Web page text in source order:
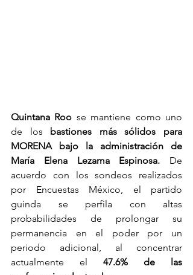
Quintana Roo se mantiene como uno
de los bastiones más sólidos para
MORENA bajo la administración de
María Elena Lezama Espinosa. De
acuerdo con los sondeos realizados
por Encuestas México, el partido
guinda se perfila con altas
probabilidades de prolongar su
permanencia en el poder por un
periodo adicional, al concentrar
actualmente el 47.6% de las